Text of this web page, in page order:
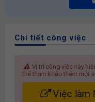
Chi tiết công việc
Vị trí công việc này
thể tham khảo thêm một
Việc làm